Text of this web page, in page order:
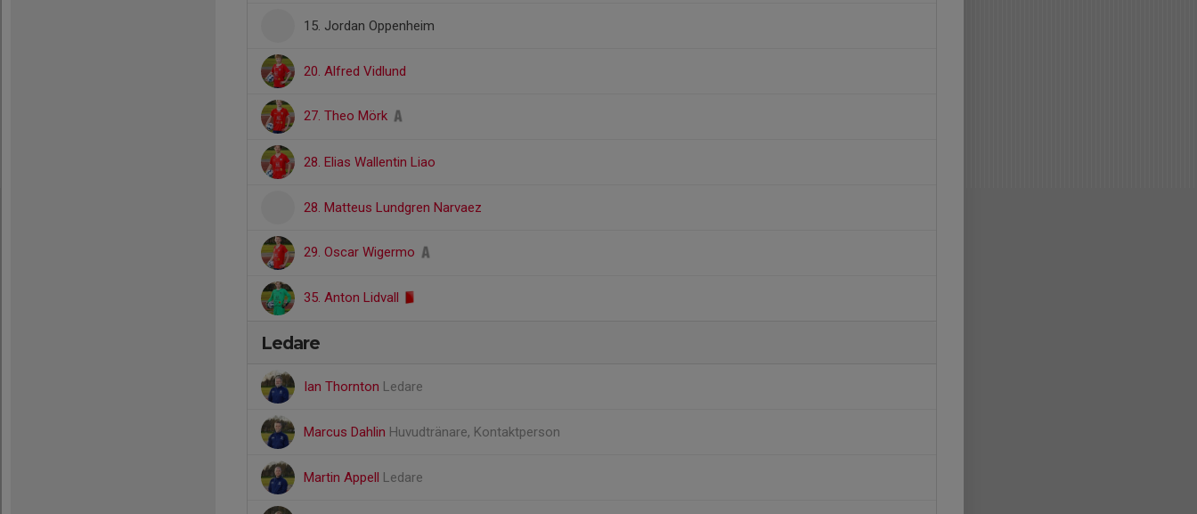
15. Jordan Oppenheim
20. Alfred Vidlund
27. Theo Mörk
28. Elias Wallentin Liao
28. Matteus Lundgren Narvaez
29. Oscar Wigermo
35. Anton Lidvall
Ledare
Ian Thornton Ledare
Marcus Dahlin Huvudtränare, Kontaktperson
Martin Appell Ledare